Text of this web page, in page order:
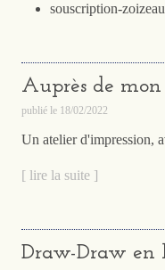
souscription-
Auprès de
publié le 18/02/2022
Un atelier d'impression,
[ lire la suite ]
Draw-Draw en